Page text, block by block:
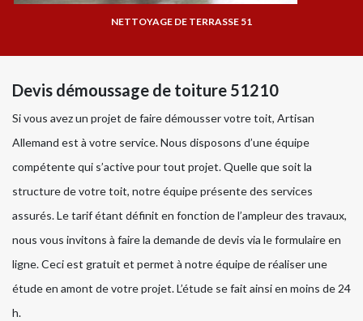
NETTOYAGE DE TERRASSE 51
Devis démoussage de toiture 51210
Si vous avez un projet de faire démousser votre toit, Artisan
Allemand est à votre service. Nous disposons d’une équipe
compétente qui s’active pour tout projet. Quelle que soit la
structure de votre toit, notre équipe présente des services
assurés. Le tarif étant définit en fonction de l’ampleur des travaux,
nous vous invitons à faire la demande de devis via le formulaire en
ligne. Ceci est gratuit et permet à notre équipe de réaliser une
étude en amont de votre projet. L’étude se fait ainsi en moins de 24
h.